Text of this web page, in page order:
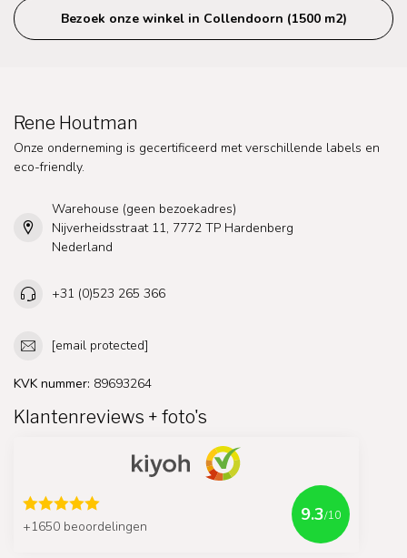
Bezoek onze winkel in Collendoorn (1500 m2)
Rene Houtman
Onze onderneming is gecertificeerd met verschillende labels en
eco-friendly.
Warehouse (geen bezoekadres)
Nijverheidsstraat 11, 7772 TP Hardenberg
Nederland
+31 (0)523 265 366
[email protected]
KVK nummer: 89693264
Klantenreviews + foto's
+1650 beoordelingen
9.3/10